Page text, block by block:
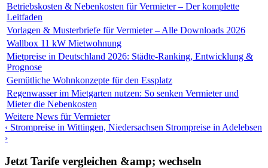
Betriebskosten & Nebenkosten für Vermieter – Der komplette
Leitfaden
Vorlagen & Musterbriefe für Vermieter – Alle Downloads 2026
Wallbox 11 kW Mietwohnung
Mietpreise in Deutschland 2026: Städte-Ranking, Entwicklung &
Prognose
Gemütliche Wohnkonzepte für den Essplatz
Regenwasser im Mietgarten nutzen: So senken Vermieter und
Mieter die Nebenkosten
Weitere News für Vermieter
‹ Strompreise in Wittingen, Niedersachsen Strompreise in Adelebsen
›
Jetzt Tarife vergleichen &amp; wechseln